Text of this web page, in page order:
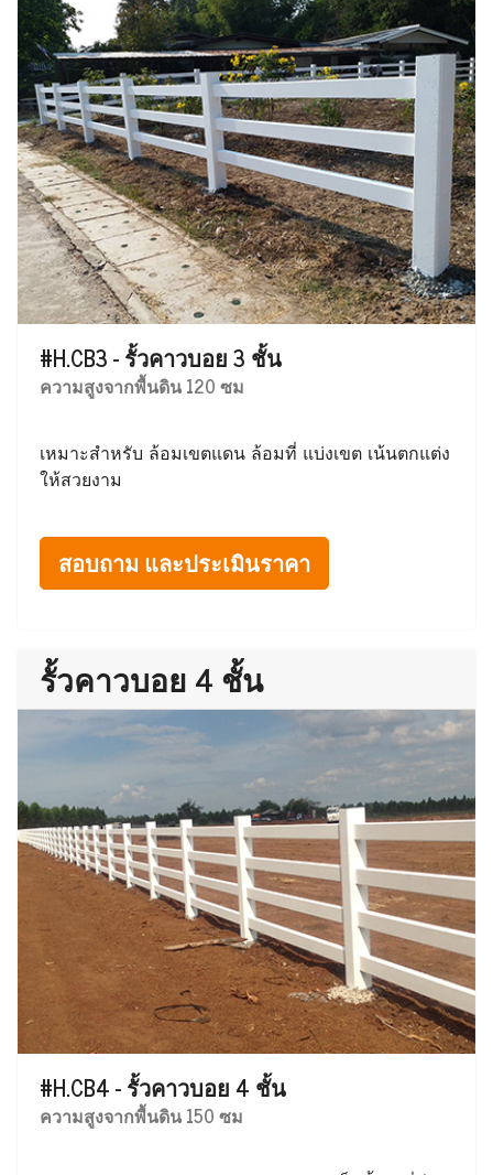
#H.CB3 - รั้วคาวบอย 3 ชั้น
ความสูงจากพื้นดิน 120 ซม
เหมาะสำหรับ ล้อมเขตแดน ล้อมที่ แบ่งเขต เน้นตกแต่ง
ให้สวยงาม
สอบถาม และประเมินราคา
รั้วคาวบอย 4 ชั้น
#H.CB4 - รั้วคาวบอย 4 ชั้น
ความสูงจากพื้นดิน 150 ซม